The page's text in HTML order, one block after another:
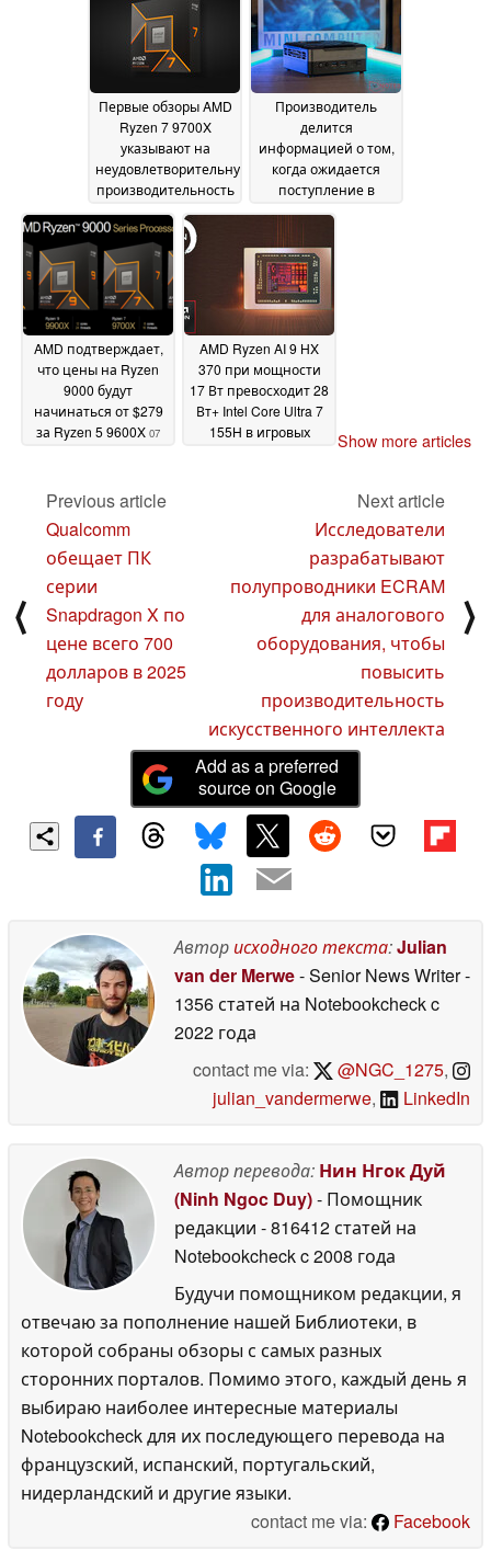
Первые обзоры AMD
Ryzen 7 9700X
указывают на
неудовлетворительную
производительность
08 August 2024
Производитель
делится
информацией о том,
когда ожидается
поступление в
продажу мини-ПК
August 2024
AMD подтверждает,
что цены на Ryzen
9000 будут
начинаться от $279
за Ryzen 5 9600X 07
AMD Ryzen AI 9 HX
370 при мощности
17 Вт превосходит 28
Вт+ Intel Core Ultra 7
155H в игровых
Show more articles
⟨
Previous article
Qualcomm
обещает ПК
серии
Snapdragon X по
цене всего 700
долларов в 2025
году
Next article
Исследователи
разрабатывают
полупроводники ECRAM
для аналогового
оборудования, чтобы
повысить
производительность
искусственного интеллекта
⟩
Add as a preferred
source on Google
Авторисходного текста:Julian
van der Merwe- Senior News Writer-
1356 статей на Notebookcheckc
2022 года
contact me via:
@NGC_1275,
julian_vandermerwe, LinkedIn
Автор перевода: Нин Нгок Дуй
(Ninh Ngoc Duy)- Помощник
редакции - 816412 статей на
Notebookcheckc 2008 года
Будучи помощником редакции, я
отвечаю за пополнение нашей Библиотеки, в
которой собраны обзоры с самых разных
сторонних порталов. Помимо этого, каждый день я
выбираю наиболее интересные материалы
Notebookcheck для их последующего перевода на
французский, испанский, португальский,
нидерландский и другие языки.
contact me via:
Facebook